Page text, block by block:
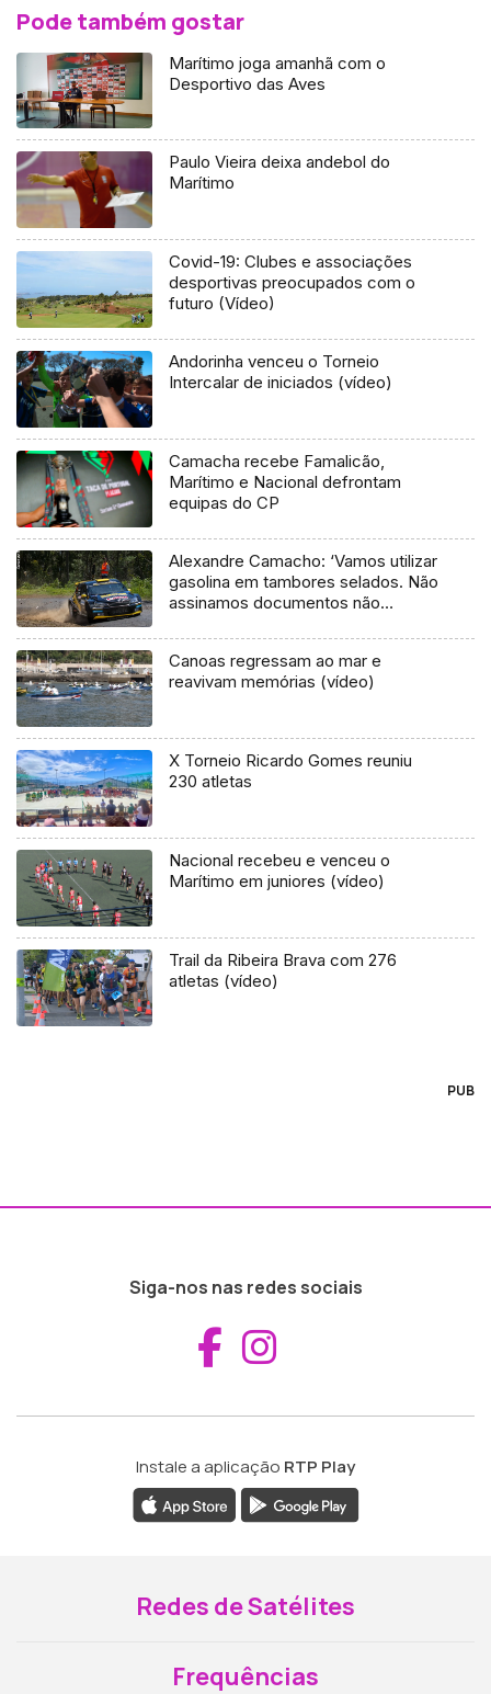
Pode também gostar
Marítimo joga amanhã com o
Desportivo das Aves
Paulo Vieira deixa andebol do
Marítimo
Covid-19: Clubes e associações
desportivas preocupados com o
futuro (Vídeo)
Andorinha venceu o Torneio
Intercalar de iniciados (vídeo)
Camacha recebe Famalicão,
Marítimo e Nacional defrontam
equipas do CP
Alexandre Camacho: ‘Vamos utilizar
gasolina em tambores selados. Não
assinamos documentos não
Canoas regressam ao mar e
reavivam memórias (vídeo)
X Torneio Ricardo Gomes reuniu
230 atletas
Nacional recebeu e venceu o
Marítimo em juniores (vídeo)
Trail da Ribeira Brava com 276
atletas (vídeo)
PUB
Siga-nos nas redes sociais
Aceder ao
Instale a aplicação RTP Play
Redes de Satélites
Frequências